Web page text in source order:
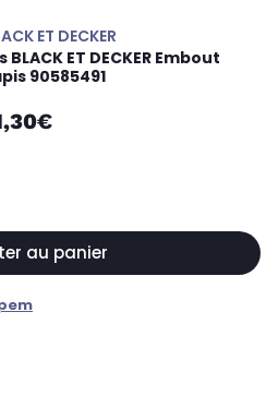
ET DECKER
BLACK ET DECKER Embout
90585491
au panier